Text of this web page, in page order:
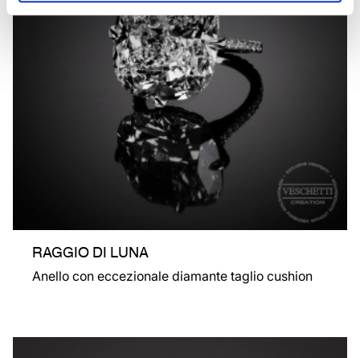
RAGGIO DI LUNA
Anello con eccezionale diamante taglio cushion